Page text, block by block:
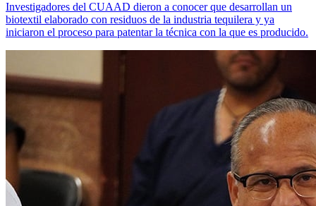
Investigadores del CUAAD dieron a conocer que desarrollan un
biotextil elaborado con residuos de la industria tequilera y ya
iniciaron el proceso para patentar la técnica con la que es producido.